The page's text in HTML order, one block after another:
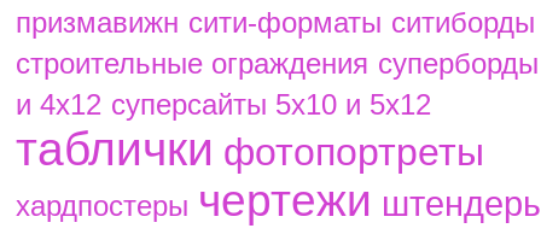
призмавижн сити-форматы ситиборды
строительные ограждения
и 4х12 суперсайты 5х10 и 5х12
таблички фотопортреты
хардпостеры чертежи